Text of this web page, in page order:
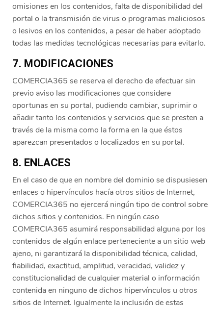
omisiones en los contenidos, falta de disponibilidad del
portal o la transmisión de virus o programas maliciosos
o lesivos en los contenidos, a pesar de haber adoptado
todas las medidas tecnológicas necesarias para evitarlo.
7. MODIFICACIONES
COMERCIA365 se reserva el derecho de efectuar sin
previo aviso las modificaciones que considere
oportunas en su portal, pudiendo cambiar, suprimir o
añadir tanto los contenidos y servicios que se presten a
través de la misma como la forma en la que éstos
aparezcan presentados o localizados en su portal.
8. ENLACES
En el caso de que en nombre del dominio se dispusiesen
enlaces o hipervínculos hacía otros sitios de Internet,
COMERCIA365 no ejercerá ningún tipo de control sobre
dichos sitios y contenidos. En ningún caso
COMERCIA365 asumirá responsabilidad alguna por los
contenidos de algún enlace perteneciente a un sitio web
ajeno, ni garantizará la disponibilidad técnica, calidad,
fiabilidad, exactitud, amplitud, veracidad, validez y
constitucionalidad de cualquier material o información
contenida en ninguno de dichos hipervínculos u otros
sitios de Internet. Igualmente la inclusión de estas